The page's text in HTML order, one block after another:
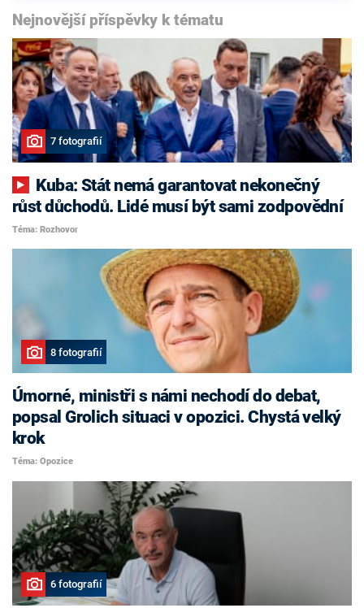
Nejnovější příspěvky k tématu
7 fotografií
růst důchodů. Lidé musí být sami zodpovědní
Téma: Rozhovor
8 fotografií
Úmorné, ministři s námi nechodí do debat,
popsal Grolich situaci v opozici. Chystá velký
krok
Téma: Opozice
6 fotografií